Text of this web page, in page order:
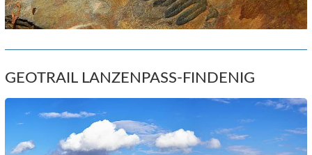
GEOTRAIL LANZENPASS-FINDENIG